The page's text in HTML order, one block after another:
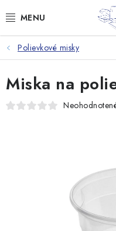
na
TAŠKY A VRECKÁ
FÓLIE, PAPIER, RUKAVICE
JEDNORÁZOVÝ RIAD
VRECIA NA ODPAD,
PÁSKY A DOPLNKY
Polievkové misky
Miska na